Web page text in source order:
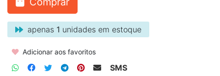
apenas 1 unidades em estoque
Adicionar aos favoritos
SMS